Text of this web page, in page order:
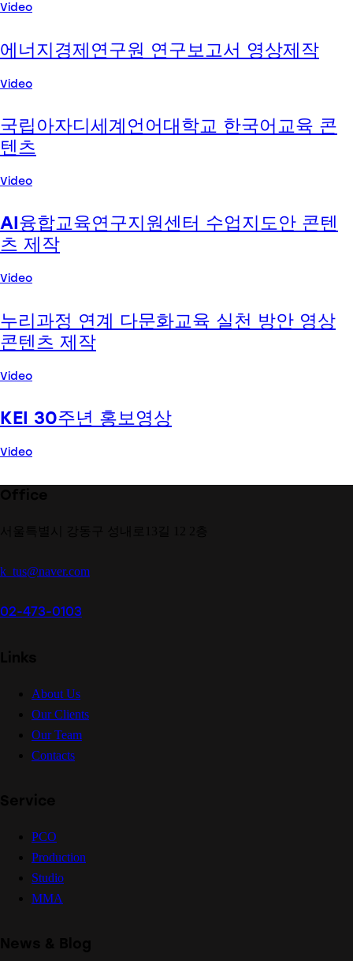
Video
에너지경제연구원 연구보고서 영상제작
Video
국립아자디세계언어대학교 한국어교육 콘
텐츠
Video
AI융합교육연구지원센터 수업지도안 콘텐
츠 제작
Video
누리과정 연계 다문화교육 실천 방안 영상
콘텐츠 제작
Video
KEI 30주년 홍보영상
Video
k_tus@naver.com
02-473-0103
About Us
Our Clients
Our Team
Contacts
PCO
Production
Studio
MMA